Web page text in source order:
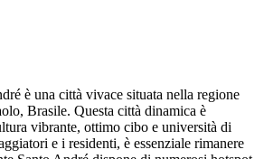
è una città vivace situata nella regione
Brasile. Questa città dinamica è
vibrante, ottimo cibo e università di
e i residenti, è essenziale rimanere